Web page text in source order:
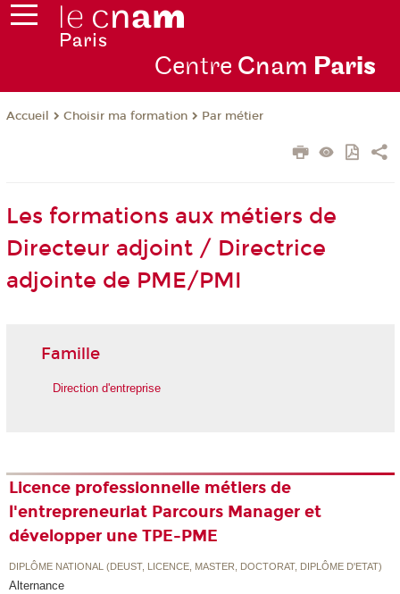
Centre Cnam Paris
Accueil Choisir ma formation Par métier
Les formations aux métiers de
Directeur adjoint / Directrice
adjointe de PME/PMI
Famille
Direction d'entreprise
Licence professionnelle métiers de
l'entrepreneuriat Parcours Manager et
développer une TPE-PME
DIPLÔME NATIONAL (DEUST, LICENCE, MASTER, DOCTORAT, DIPLÔME D'ETAT)
Alternance